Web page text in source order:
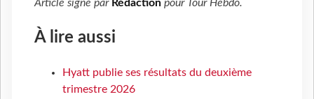
Article signé par Rédaction pour Tour Hebdo.
À lire aussi
Hyatt publie ses résultats du deuxième
trimestre 2026